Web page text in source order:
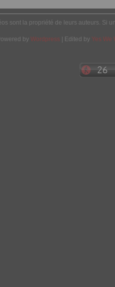
sont la propriété de leurs auteurs. Si
by Wordpress | Edited by Yes We